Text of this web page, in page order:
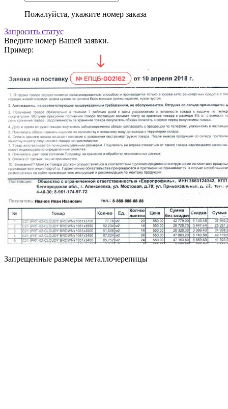
Пожалуйста, укажите номер заказа
Запросить статус
Введите номер Вашей заявки.
Пример:
Запрещенные размеры металлочерепицы